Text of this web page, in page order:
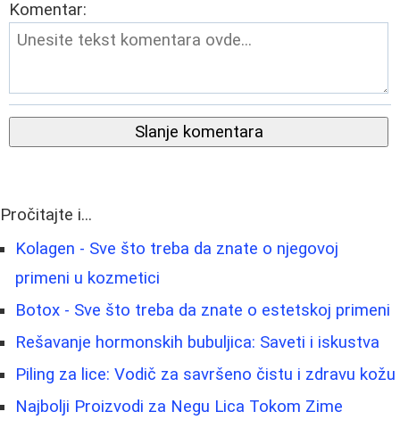
Komentar:
Slanje komentara
Pročitajte i...
Kolagen - Sve što treba da znate o njegovoj
primeni u kozmetici
Botox - Sve što treba da znate o estetskoj primeni
Rešavanje hormonskih bubuljica: Saveti i iskustva
Piling za lice: Vodič za savršeno čistu i zdravu kožu
Najbolji Proizvodi za Negu Lica Tokom Zime